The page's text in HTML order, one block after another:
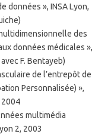
données », INSA Lyon,
des
données médicales »,
F. Bentayeb)
de l’entrepôt de
Personnalisée) »,
2004
multimédia
2, 2003